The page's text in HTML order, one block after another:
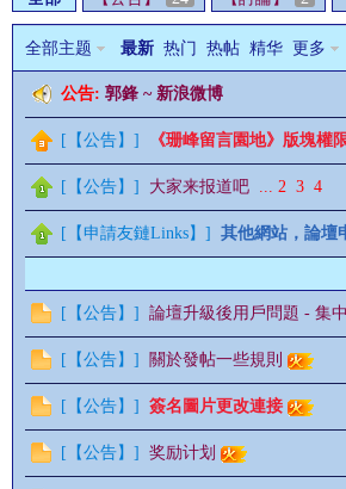
珊
影
全部主题 最新 热门 热帖 精华 更多
公告: 郭鋒 ~ 新浪微博
[ 【公告】 ] 《珊峰留言園地》版塊權
[ 【公告】 ] 大家来报道吧 ... 2 3 4
[ 【申請友鏈Links】 ] 其他網站，論壇
[ 【公告】 ] 論壇升級後用戶問題 - 集
[ 【公告】 ] 關於發帖一些規則
[ 【公告】 ] 簽名圖片更改連接
[ 【公告】 ] 奖励计划